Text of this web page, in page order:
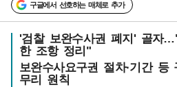
구글에서 선호하는 매체로 추가
'검찰 보완수사권 폐지' 골자
한 조항 정리"
보완수사요구권 절차·기간
무리 원칙